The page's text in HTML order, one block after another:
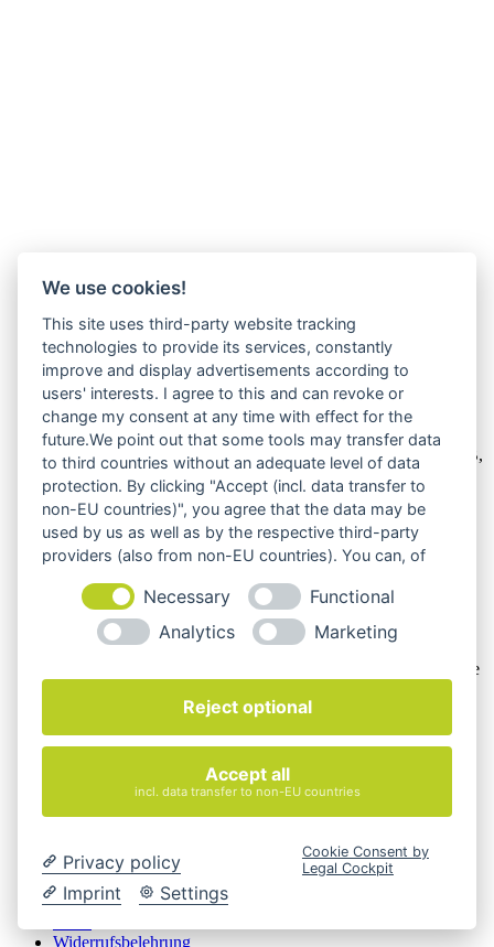
Wir verkaufen online ausschließlich an Unternehmer
Unsere Angebote richten sich nur an Unternehmer, §14 BGB,
also an natürliche oder juristische Personen oder rechtsfähige
Personengesellschaften, die bei Abschluss eines
Rechtsgeschäfts in Ausübung ihrer gewerblichen oder
selbständigen beruflichen Tätigkeit handeln. Wir schließen
keine Verträge mit Verbrauchern,§ 13 BGB.
Hinweis zu Produktabbildungen
Die Produktbilder der Artikel zeigen Beispiele, die in der
Ausstattung, Farbe oder Konfiguration von der
Artikelbeschreibung abweichen können. Maßgeblich sind die
Angebot. Gerne konfigurieren wir das ausgewählte Produkt
Cookie-Einstellungen ändern
Magazin
Kontakt
Versandarten
Zahlungsarten
Widerrufsbelehrung
We use cookies!
This site uses third-party website tracking
technologies to provide its services, constantly
improve and display advertisements according to
users' interests. I agree to this and can revoke or
change my consent at any time with effect for the
future.We point out that some tools may transfer data
to third countries without an adequate level of data
protection. By clicking "Accept (incl. data transfer to
non-EU countries)", you agree that the data may be
used by us as well as by the respective third-party
providers (also from non-EU countries). You can, of
Necessary
Functional
Analytics
Marketing
Reject optional
Accept all
incl. data transfer to non-EU countries
Privacy policy
Imprint
Settings
Cookie Consent by
Legal Cockpit